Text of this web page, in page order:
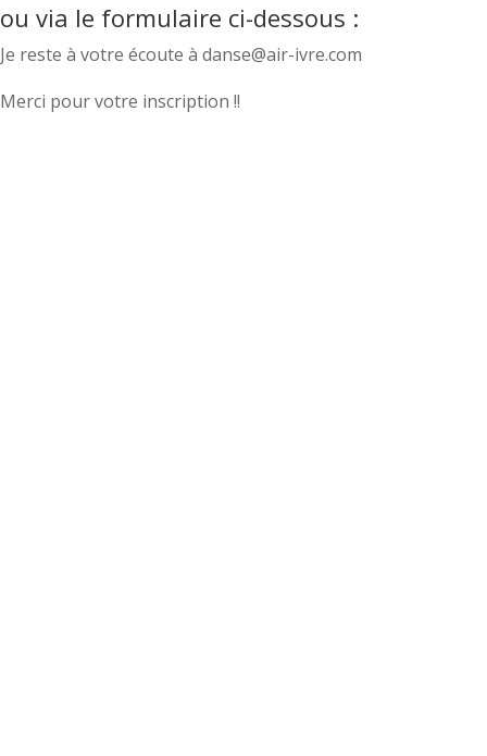
ou via le formulaire ci-dessous :
Je reste à votre écoute à danse@air-ivre.com
Merci pour votre inscription !!